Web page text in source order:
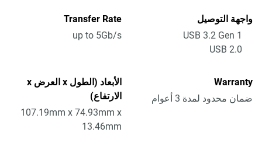
واجهة التوصيل
USB 3.2 Gen 1
USB 2.0
Transfer Rate
up to 5Gb/s
Warranty
ضمان محدود لمدة 3 أعوام
الأبعاد (الطول x العرض x
الارتفاع)
107.19mm x 74.93mm x
13.46mm